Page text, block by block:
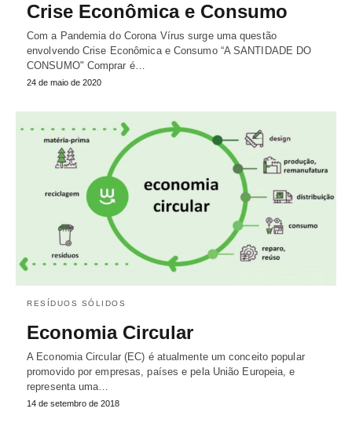
Crise Econômica e Consumo
Com a Pandemia do Corona Vírus surge uma questão
envolvendo Crise Econômica e Consumo “A SANTIDADE DO
CONSUMO" Comprar é…
24 de maio de 2020
RESÍDUOS SÓLIDOS
Economia Circular
A Economia Circular (EC) é atualmente um conceito popular
promovido por empresas, países e pela União Europeia, e
representa uma…
14 de setembro de 2018